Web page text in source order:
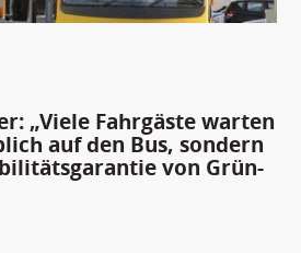
„Viele Fahrgäste warten
auf den Bus, sondern
von Grün-